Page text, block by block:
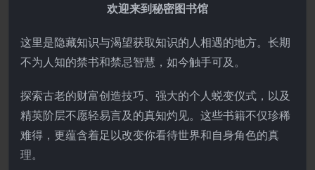
欢迎来到秘密图书馆
这里是隐藏知识与渴望获取知识的人相遇的地方。长期
不为人知的禁书和禁忌智慧，如今触手可及。
探索古老的财富创造技巧、强大的个人蜕变仪式，以及
精英阶层不愿轻易言及的真知灼见。这些书籍不仅珍稀
难得，更蕴含着足以改变你看待世界和自身角色的真
理。